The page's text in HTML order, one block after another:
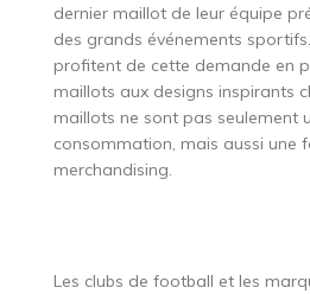
dernier maillot de leur équipe
des grands événements
profitent de cette demande en
maillots aux designs inspirants
maillots ne sont pas seulement
consommation, mais aussi une
merchandising.
Les clubs de football et les